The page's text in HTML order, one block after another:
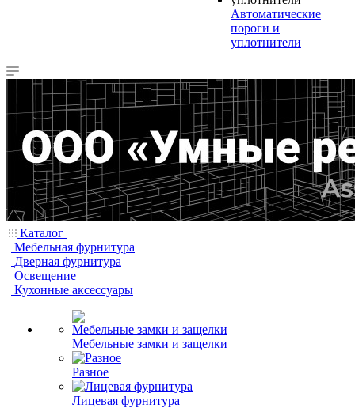
Автоматические
пороги и
уплотнители
Каталог
Мебельная фурнитура
Дверная фурнитура
Освещение
Кухонные аксессуары
Мебельные замки и защелки
Разное
Лицевая фурнитура